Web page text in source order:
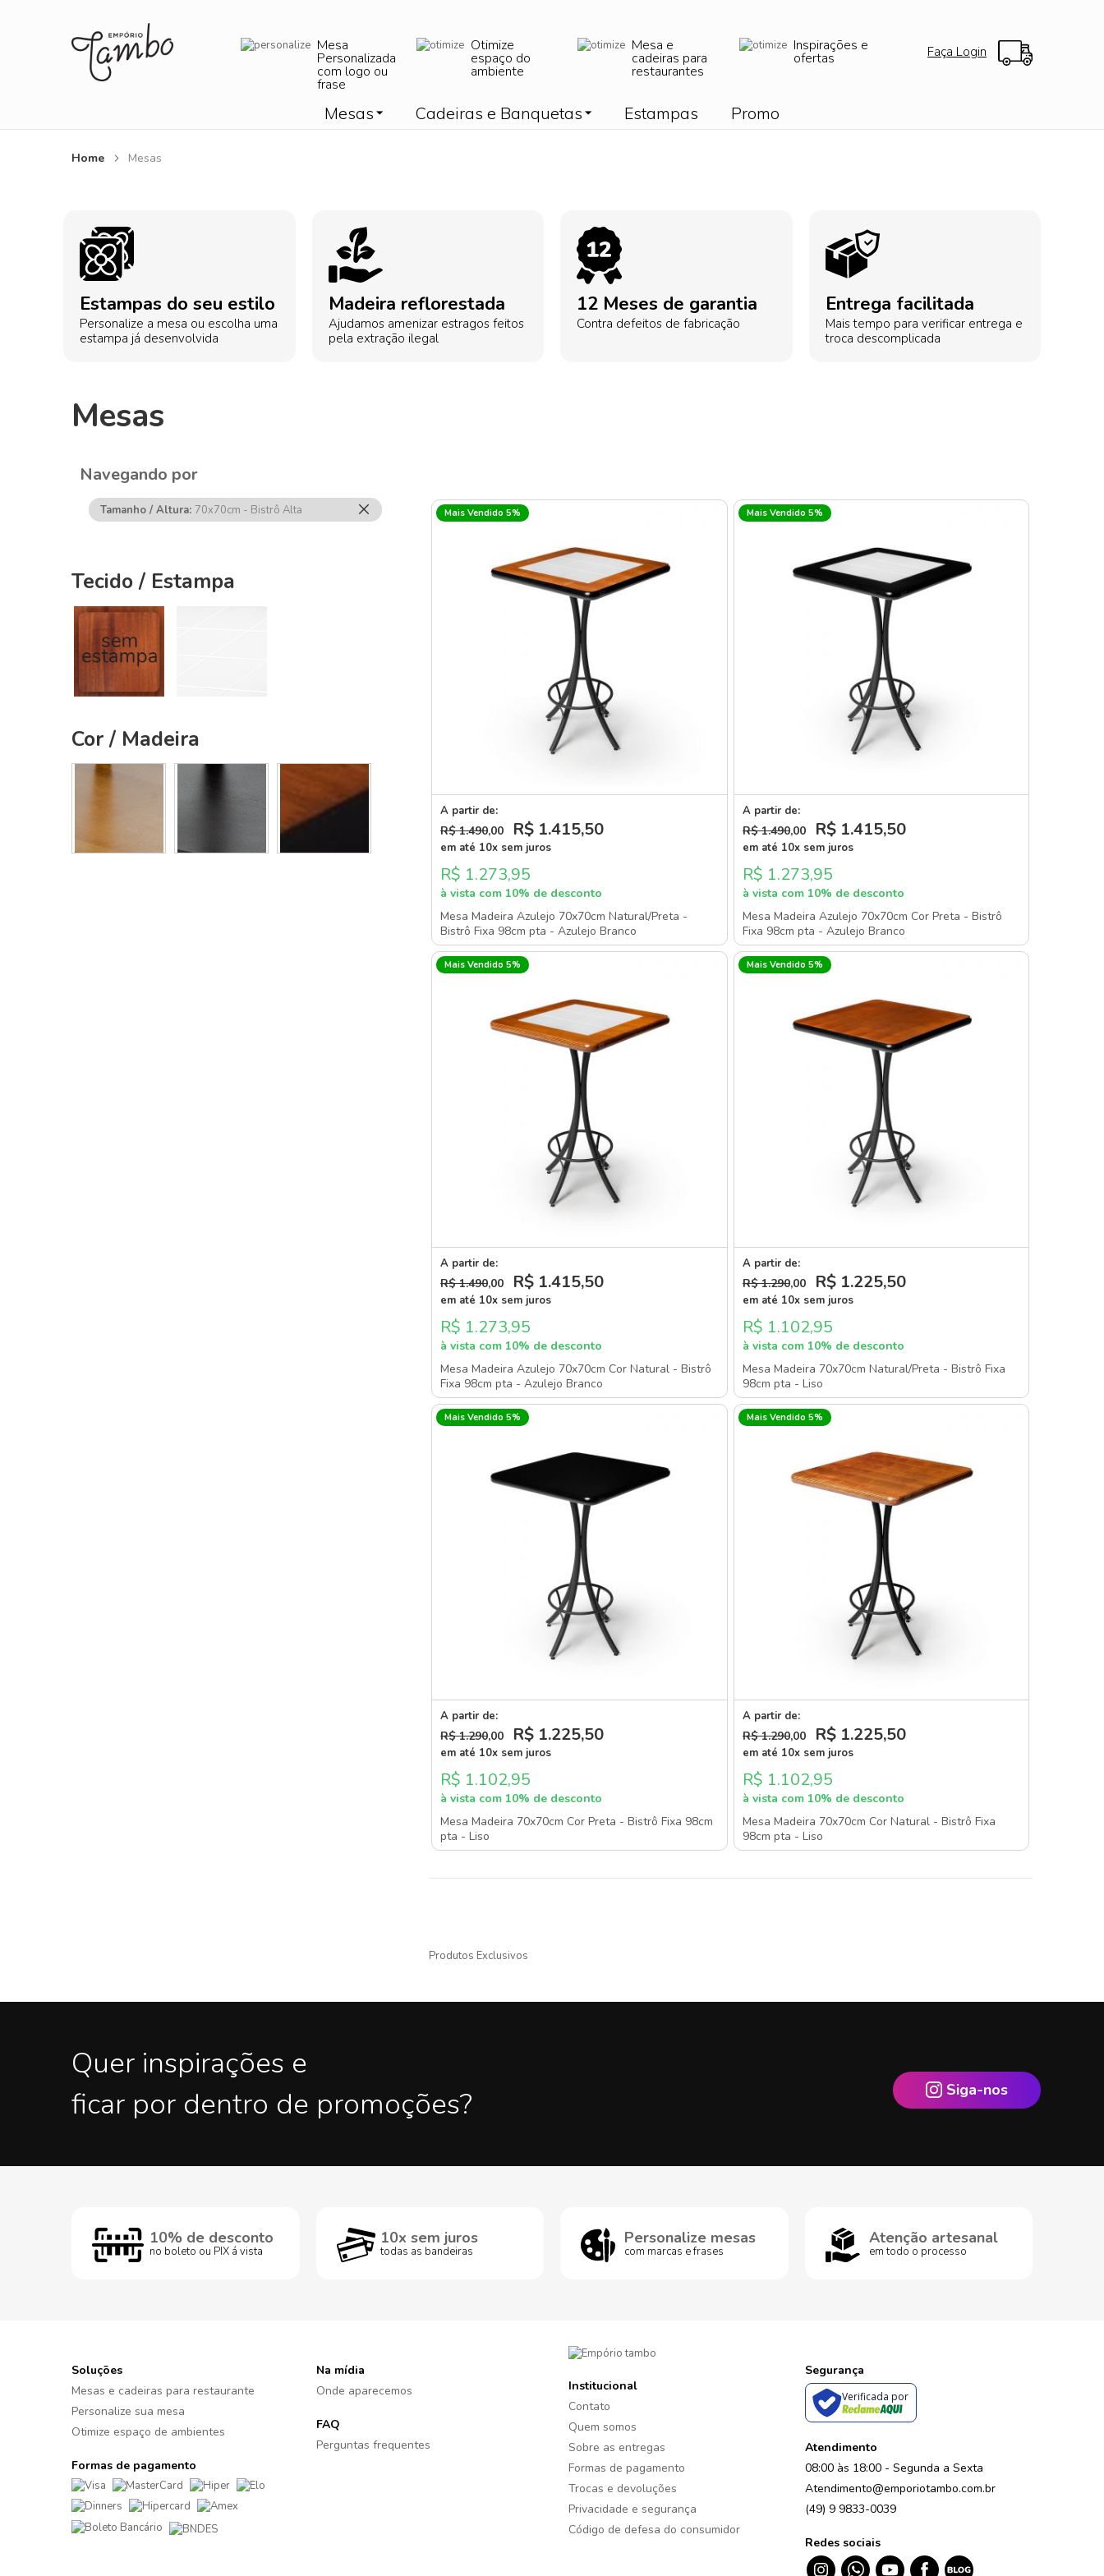
Mesa
Personalizada
com logo ou
frase
Otimize
espaço do
ambiente
Mesa e
cadeiras para
restaurantes
Inspirações e
ofertas Faça Login
Mesas Cadeiras e Banquetas Estampas Promo
Home Mesas
Estampas do seu estilo
Personalize a mesa ou escolha uma
estampa já desenvolvida
Madeira reflorestada
Ajudamos amenizar estragos feitos
pela extração ilegal
12 Meses de garantia
Contra defeitos de fabricação
Entrega facilitada
Mais tempo para verificar entrega e
troca descomplicada
Mesas
Mais Vendido 5%
A partir de:
R$ 1.490,00 R$ 1.415,50
em até 10x sem juros
R$ 1.273,95
à vista com 10% de desconto
Mesa Madeira Azulejo 70x70cm Natural/Preta -
Bistrô Fixa 98cm pta - Azulejo Branco
Mais Vendido 5%
A partir de:
R$ 1.490,00 R$ 1.415,50
em até 10x sem juros
R$ 1.273,95
à vista com 10% de desconto
Mesa Madeira Azulejo 70x70cm Cor Preta - Bistrô
Fixa 98cm pta - Azulejo Branco
Mais Vendido 5%
A partir de:
R$ 1.490,00 R$ 1.415,50
em até 10x sem juros
R$ 1.273,95
à vista com 10% de desconto
Mesa Madeira Azulejo 70x70cm Cor Natural - Bistrô
Fixa 98cm pta - Azulejo Branco
Mais Vendido 5%
A partir de:
R$ 1.290,00 R$ 1.225,50
em até 10x sem juros
R$ 1.102,95
à vista com 10% de desconto
Mesa Madeira 70x70cm Natural/Preta - Bistrô Fixa
98cm pta - Liso
Mais Vendido 5%
A partir de:
R$ 1.290,00 R$ 1.225,50
em até 10x sem juros
R$ 1.102,95
à vista com 10% de desconto
Mesa Madeira 70x70cm Cor Preta - Bistrô Fixa 98cm
pta - Liso
Mais Vendido 5%
A partir de:
R$ 1.290,00 R$ 1.225,50
em até 10x sem juros
R$ 1.102,95
à vista com 10% de desconto
Mesa Madeira 70x70cm Cor Natural - Bistrô Fixa
98cm pta - Liso
Produtos Exclusivos
Navegando por
Tamanho / Altura 70x70cm - Bistrô Alta
Remover
Esse
Tecido / Estampa
Cor / Madeira
Quer inspirações e
ficar por dentro de promoções?
Siga-nos
10% de desconto
no boleto ou PIX á vista
10x sem juros
todas as bandeiras
Personalize mesas
com marcas e frases
Atenção artesanal
em todo o processo
Soluções
Mesas e cadeiras para restaurante
Personalize sua mesa
Otimize espaço de ambientes
Formas de pagamento
Na mídia
Onde aparecemos
FAQ
Perguntas frequentes
Institucional
Contato
Quem somos
Sobre as entregas
Formas de pagamento
Trocas e devoluções
Privacidade e segurança
Código de defesa do consumidor
Segurança
Verificada por
Atendimento
08:00 às 18:00 - Segunda a Sexta
Atendimento@emporiotambo.com.br
(49) 9 9833-0039
Redes sociais